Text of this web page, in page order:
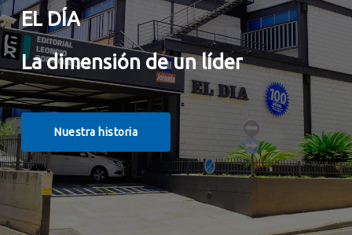
EL DÍA
La dimensión de un líder
Nuestra historia